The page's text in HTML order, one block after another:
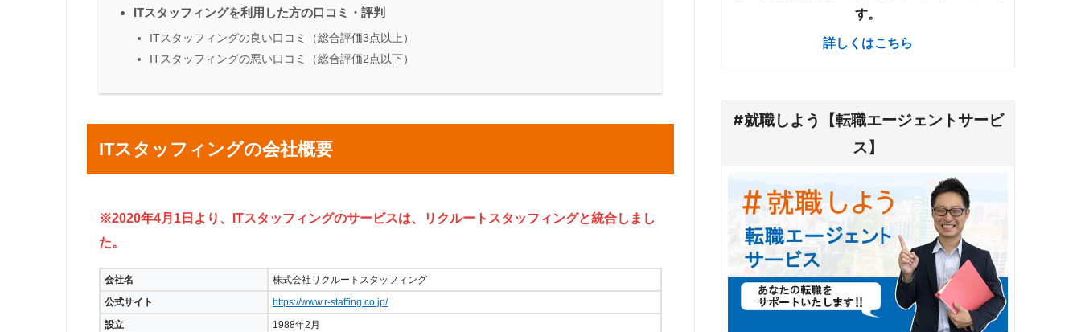
ITスタッフィングを利用した方の口コミ・評判
ITスタッフィングの良い口コミ（総合評価3点以上）
ITスタッフィングの悪い口コミ（総合評価2点以下）
ITスタッフィングの会社概要
※2020年4月1日より、ITスタッフィングのサービスは、リクルートスタッフィングと統合しまし
た。
会社名
株式会社リクルートスタッフィング
公式サイト
https://www.r-staffing.co.jp/
設立
1988年2月
す。
詳しくはこちら
#就職しよう【転職エージェントサービ
ス】